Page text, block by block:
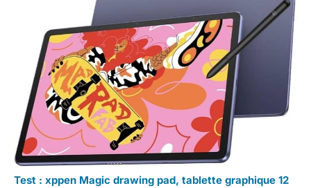
Test : xppen Magic drawing pad, tablette graphique 12